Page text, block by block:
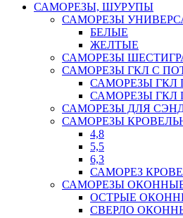
САМОРЕЗЫ, ШУРУПЫ
САМОРЕЗЫ
БЕЛЫЕ
ЖЕЛТЫЕ
САМОРЕЗЫ
САМОРЕЗЫ ГКЛ С
САМОРЕЗЫ ГКЛ
САМОРЕЗЫ ГКЛ
САМОРЕЗЫ ДЛЯ
САМОРЕЗЫ
4,8
5,5
6,3
САМОРЕЗ
САМОРЕЗЫ
ОСТРЫЕ
СВЕРЛО